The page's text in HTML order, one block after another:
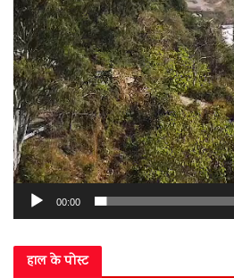
00:00
हाल के पोस्ट